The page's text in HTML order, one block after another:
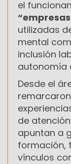
el
utilizadas
mental
inclusión
autonomía
Desde el
de
apuntan a
formación,
vínculos